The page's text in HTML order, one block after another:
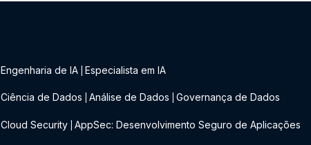
Engenharia de IA Especialista em IA
Ciência de Dados Análise de Dados Governança de Dados
Cloud Security AppSec: Desenvolvimento Seguro de Aplicações